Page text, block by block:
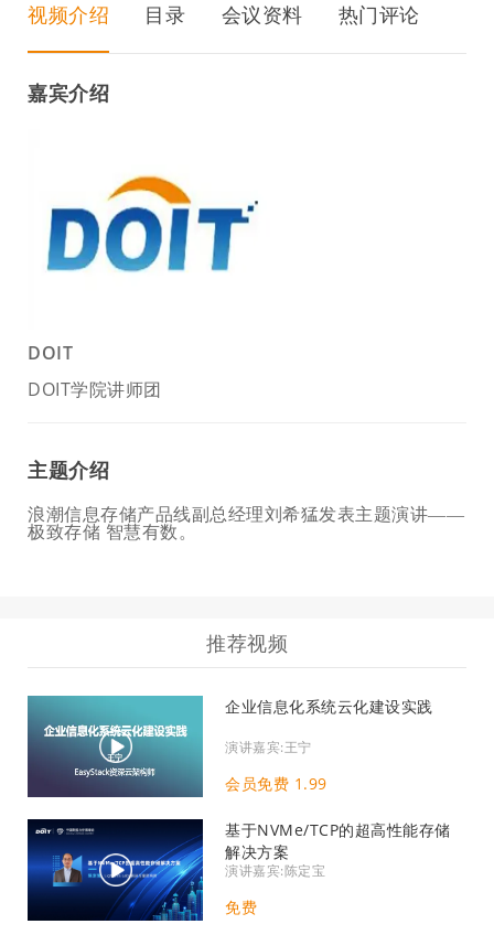
视频介绍 目录 会议资料 热门评论
嘉宾介绍
DOIT
DOIT学院讲师团
主题介绍
浪潮信息存储产品线副总经理刘希猛发表主题演讲——
极致存储 智慧有数。
推荐视频
企业信息化系统云化建设实践
演讲嘉宾:王宁
会员免费 1.99
基于NVMe/TCP的超高性能存储
解决方案
演讲嘉宾:陈定宝
免费